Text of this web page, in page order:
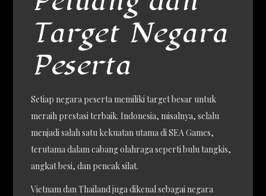
Target Negara
Peserta
Setiap negara peserta memiliki target besar untuk
meraih prestasi terbaik. Indonesia, misalnya, selalu
menjadi salah satu kekuatan utama di SEA Games,
terutama dalam cabang olahraga seperti bulu tangkis,
angkat besi, dan pencak silat.
Vietnam dan Thailand juga dikenal sebagai negara